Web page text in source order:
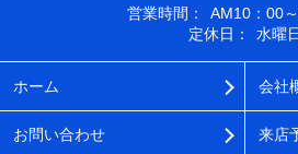
営業時間：
AM10：00
定休日：
水曜
ホーム 会社
お問い合わせ 来店